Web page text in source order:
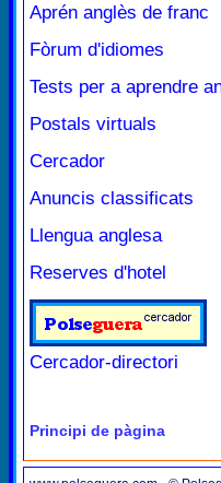
Aprén anglès de franc
Fòrum d'idiomes
Tests per a aprendre
Postals virtuals
Cercador
Anuncis classificats
Llengua anglesa
Reserves d'hotel
Cercador-directori
Principi de pàgina